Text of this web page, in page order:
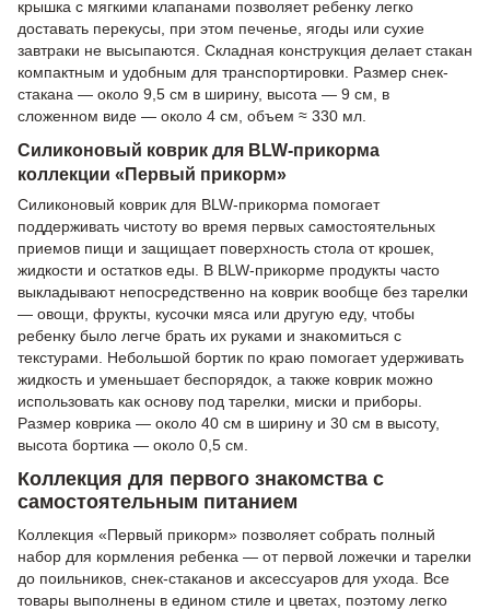
крышка с мягкими клапанами позволяет ребенку легко
доставать перекусы, при этом печенье, ягоды или сухие
завтраки не высыпаются. Складная конструкция делает стакан
компактным и удобным для транспортировки. Размер снек-
стакана — около 9,5 см в ширину, высота — 9 см, в
сложенном виде — около 4 см, объем ≈ 330 мл.
Силиконовый коврик для BLW-прикорма
коллекции «Первый прикорм»
Силиконовый коврик для BLW-прикорма помогает
поддерживать чистоту во время первых самостоятельных
приемов пищи и защищает поверхность стола от крошек,
жидкости и остатков еды. В BLW-прикорме продукты часто
выкладывают непосредственно на коврик вообще без тарелки
— овощи, фрукты, кусочки мяса или другую еду, чтобы
ребенку было легче брать их руками и знакомиться с
текстурами. Небольшой бортик по краю помогает удерживать
жидкость и уменьшает беспорядок, а также коврик можно
использовать как основу под тарелки, миски и приборы.
Размер коврика — около 40 см в ширину и 30 см в высоту,
высота бортика — около 0,5 см.
Коллекция для первого знакомства с
самостоятельным питанием
Коллекция «Первый прикорм» позволяет собрать полный
набор для кормления ребенка — от первой ложечки и тарелки
до поильников, снек-стаканов и аксессуаров для ухода. Все
товары выполнены в едином стиле и цветах, поэтому легко